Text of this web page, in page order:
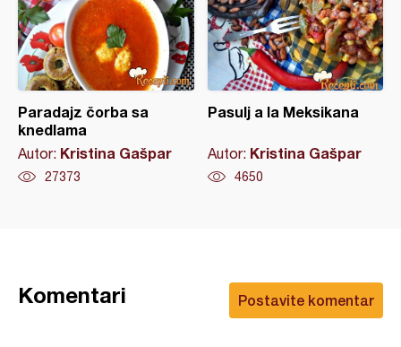
Paradajz čorba sa
knedlama
Autor: Kristina Gašpar
27373
Pasulj a la Meksikana
Autor: Kristina Gašpar
4650
Postavite komentar
Komentari